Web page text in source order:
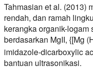
Tahmasian et al. (2013)
rendah, dan ramah
kerangka organik-logam
berdasarkan MgII, {[Mg
imidazole-dicarboxylic
bantuan ultrasonikasi.